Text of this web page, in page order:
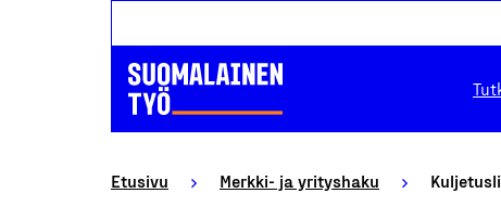
Etusivu Merkki- ja yrityshaku